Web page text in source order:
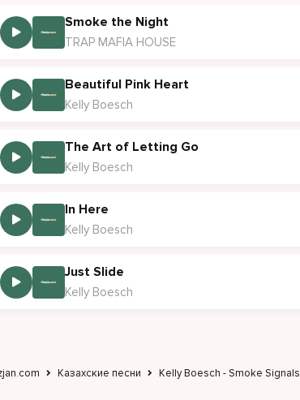
Smoke the Night
TRAP MAFIA HOUSE
Beautiful Pink Heart
Kelly Boesch
The Art of Letting Go
Kelly Boesch
In Here
Kelly Boesch
Just Slide
Kelly Boesch
Казахские песни Kelly Boesch - Smoke Signals